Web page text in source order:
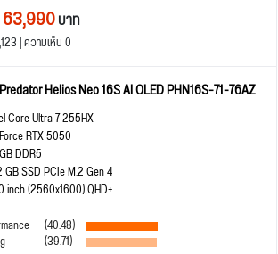
63,990บาท
| ความเห็น 0
Helios Neo 16S AI OLED PHN16S-71-76AZ
Core Ultra 7 255HX
RTX 5050
DDR5
GB SSD PCIe M.2 Gen 4
inch (2560x1600) QHD+
(40.48)
(39.71)